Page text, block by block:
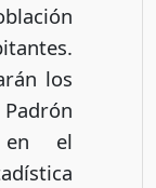
los
en el